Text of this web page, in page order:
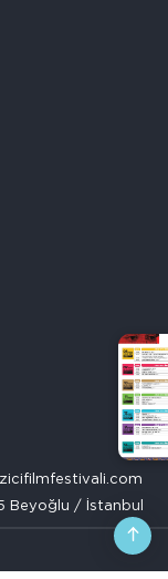
Beyoğlu / İstanbul